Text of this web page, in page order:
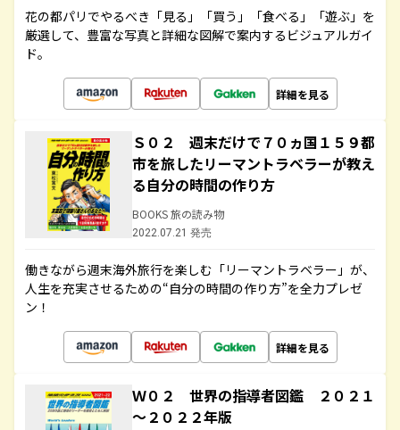
花の都パリでやるべき「見る」「買う」「食べる」「遊ぶ」を
厳選して、豊富な写真と詳細な図解で案内するビジュアルガイ
ド。
詳細を見る
Ｓ０２ 週末だけで７０ヵ国１５９都
市を旅したリーマントラベラーが教え
る自分の時間の作り方
BOOKS 旅の読み物
2022.07.21 発売
働きながら週末海外旅行を楽しむ「リーマントラベラー」が、
人生を充実させるための“自分の時間の作り方”を全力プレゼ
ン！
詳細を見る
Ｗ０２ 世界の指導者図鑑 ２０２１
～２０２２年版